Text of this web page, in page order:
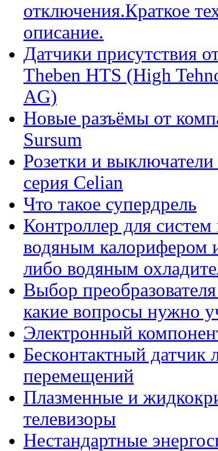
отключения.Краткое
описание.
Датчики присутствия
Theben HTS (High
AG)
Новые разъёмы от
Sursum
Розетки и
серия Celian
Что такое супердрель
Контроллер для систем
водяным калорифером
либо водяным
Выбор
какие вопросы нужно
Электронный
Бесконтактный датчик
перемещений
Плазменные и
телевизоры
Нестандартные